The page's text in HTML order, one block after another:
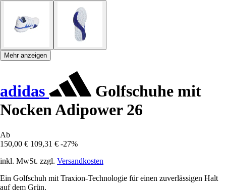
Mehr anzeigen
adidas
Golfschuhe mit
Nocken Adipower 26
Ab
150,00 € 109,31 € -27%
inkl. MwSt. zzgl. Versandkosten
Ein Golfschuh mit Traxion-Technologie für einen zuverlässigen Halt
auf dem Grün.